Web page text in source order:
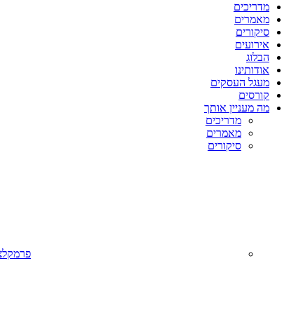
מדריכים
מאמרים
סיקורים
אירועים
הבלוג
אודותינו
מעגל העסקים
קורסים
מה מעניין אותך
מדריכים
מאמרים
סיקורים